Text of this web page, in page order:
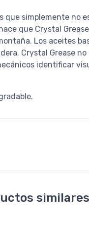
simplemente no
que Crystal
Los aceites
Crystal Grease
identificar